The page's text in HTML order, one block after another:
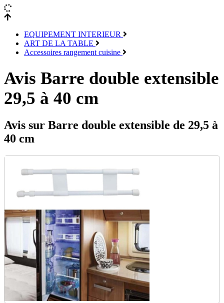
EQUIPEMENT INTERIEUR
ART DE LA TABLE
Accessoires rangement cuisine
Avis Barre double extensible
29,5 à 40 cm
Avis sur Barre double extensible de 29,5 à
40 cm